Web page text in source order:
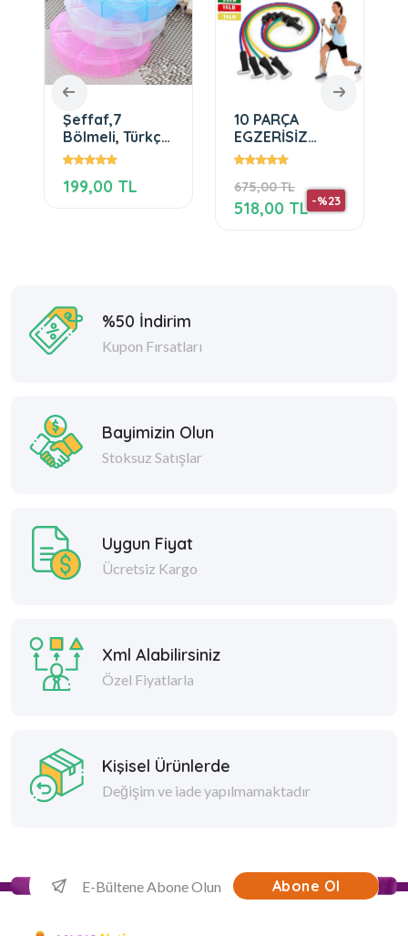
Şeffaf,7
Bölmeli, Türkçe
Yazılı Haftalık
199,00 TL
10 PARÇA
EGZERİSİZ
YAYI,EVDE
675,00 TL
-%23
518,00 TL
%50 İndirim
Kupon Fırsatları
Bayimizin Olun
Stoksuz Satışlar
Uygun Fiyat
Ücretsiz Kargo
Xml Alabilirsiniz
Özel Fiyatlarla
Kişisel Ürünlerde
Değişim ve iade yapılmamaktadır
Abone Ol